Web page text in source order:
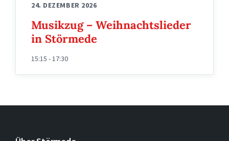
24. DEZEMBER 2026
Musikzug – Weihnachtslieder
in Störmede
15:15 - 17:30